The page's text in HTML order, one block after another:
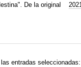
De la original
entradas seleccionadas: